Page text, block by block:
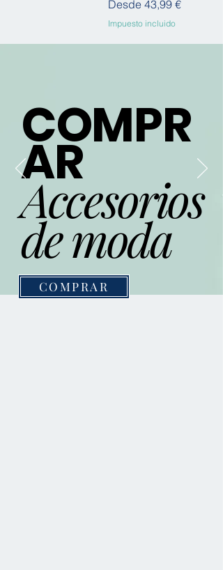
Desde 43,99 €
Precio de oferta
Impuesto incluido
COMPR
AR
Accesorios
de moda
COMPRAR